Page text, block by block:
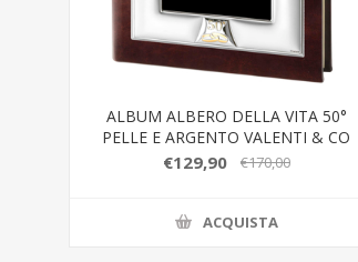
ALBUM ALBERO DELLA VITA 50°
PELLE E ARGENTO VALENTI & CO
€129,90 €170,00
ACQUISTA